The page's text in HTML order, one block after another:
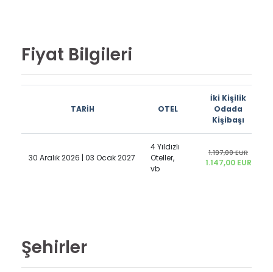
Fiyat Bilgileri
TARİH OTEL
İki Kişilik
Odada
Kişibaşı
30 Aralık 2026 | 03 Ocak 2027
4 Yıldızlı
Oteller,
vb
1.197,00 EUR
1.147,00 EUR
Şehirler